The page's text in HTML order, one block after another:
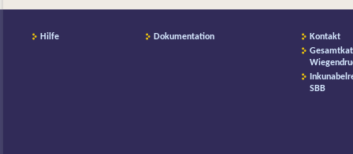
Hilfe Dokumentation
Kontakt
SBB